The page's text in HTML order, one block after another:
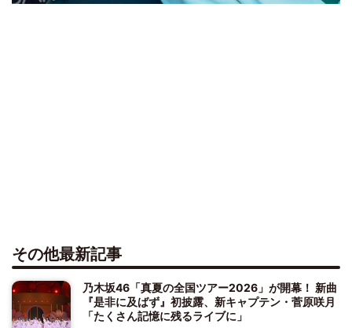
その他最新記事
乃木坂46「真夏の全国ツアー2026」が開幕！ 新曲
『是非に及ばず』初披露、新キャプテン・菅原咲月
「たくさん記憶に残るライブに」